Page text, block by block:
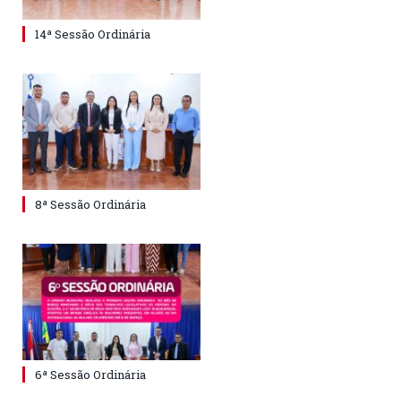
14ª Sessão Ordinária
8ª Sessão Ordinária
6ª Sessão Ordinária